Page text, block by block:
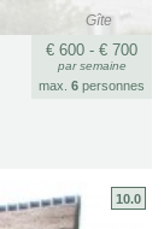
Gîte
€ 600 - € 700
par semaine
max. 6 personnes
10.0